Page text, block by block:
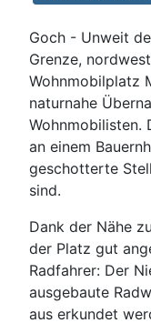
Goch - Unweit
Grenze,
Wohnmobilplatz
naturnahe
Wohnmobilisten.
an einem
geschotterte
sind.
Dank der Nähe
der Platz gut
Radfahrer: Der
ausgebaute
aus erkundet